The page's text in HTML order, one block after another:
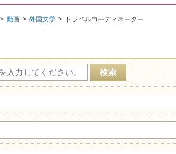
動画 外国文学 トラベルコーディネーター